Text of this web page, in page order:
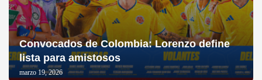
Convocados de Colombia: Lorenzo define
lista para amistosos
marzo 19, 2026